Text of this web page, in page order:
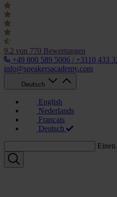
9.2 von 770 Bewertungen
+49 800 589 5006 / +3110 433
info@speakersacademy.com
Deutsch
English
Nederlands
Français
Deutsch